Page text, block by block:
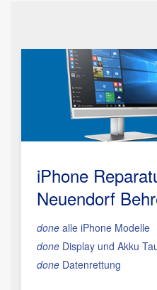
iPhone
Neuendorf
done alle iPhone Modelle
done Display und Akku
done Datenrettung